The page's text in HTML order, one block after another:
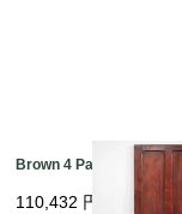
Brown 4 Panel
110,432 円